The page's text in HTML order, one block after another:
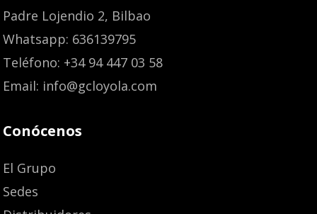
Padre Lojendio 2, Bilbao
Whatsapp: 636139795
Teléfono: +34 94 447 03 58
Email: info@gcloyola.com
Conócenos
El Grupo
Sedes